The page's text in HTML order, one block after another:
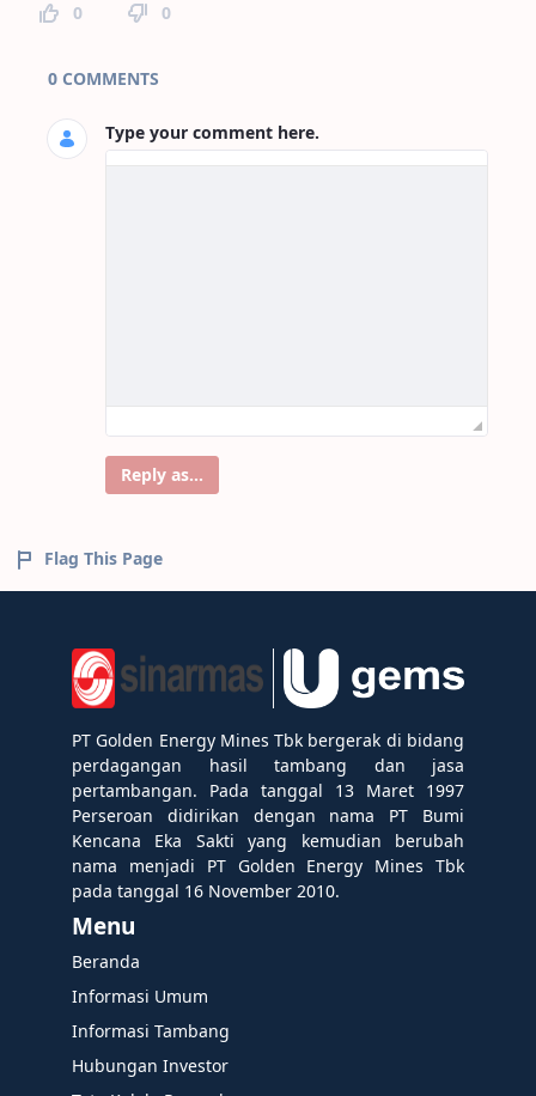
0 0
Page Comments
0 COMMENTS
Type your comment here.
Reply as...
Flag This Page
PT Golden Energy Mines Tbk bergerak di bidang
perdagangan hasil tambang dan jasa
pertambangan. Pada tanggal 13 Maret 1997
Perseroan didirikan dengan nama PT Bumi
Kencana Eka Sakti yang kemudian berubah
nama menjadi PT Golden Energy Mines Tbk
pada tanggal 16 November 2010.
Menu
Beranda
Informasi Umum
Informasi Tambang
Hubungan Investor